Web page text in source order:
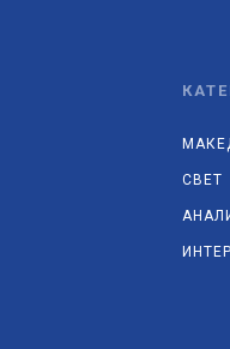
СВЕТ